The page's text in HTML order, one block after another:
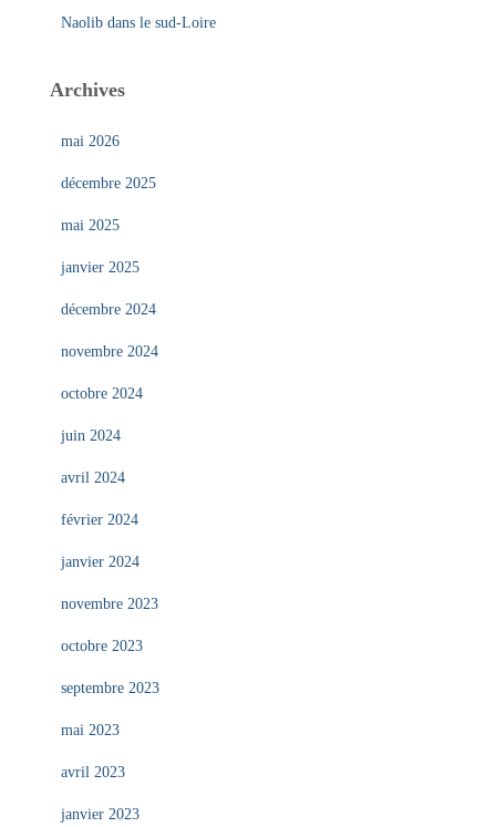
Naolib dans le sud-Loire
Archives
mai 2026
décembre 2025
mai 2025
janvier 2025
décembre 2024
novembre 2024
octobre 2024
juin 2024
avril 2024
février 2024
janvier 2024
novembre 2023
octobre 2023
septembre 2023
mai 2023
avril 2023
janvier 2023